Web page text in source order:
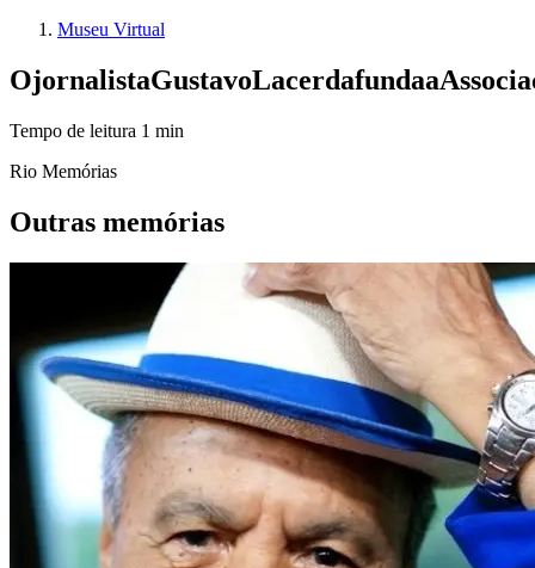
Museu Virtual
OjornalistaGustavoLacerdafundaa
Tempo de leitura 1 min
Rio Memórias
Outras memórias